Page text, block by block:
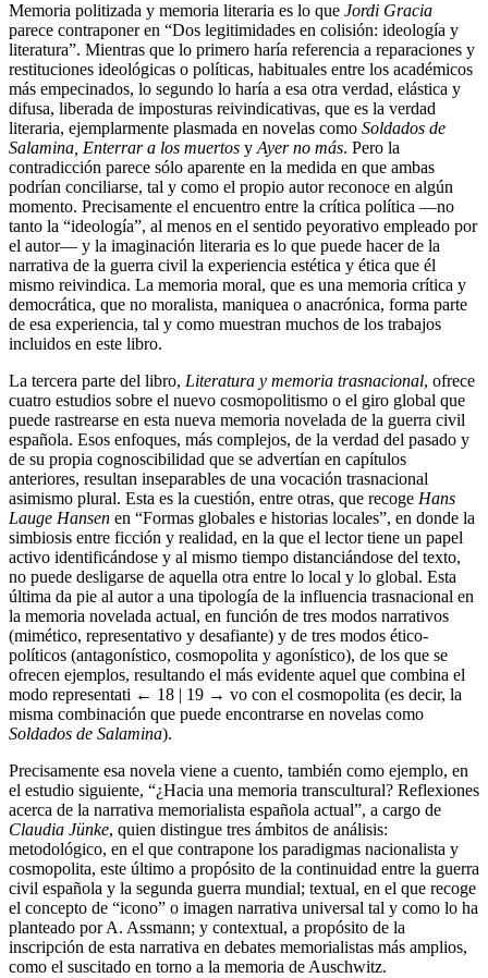
Memoria politizada y memoria literaria es lo que Jordi Gracia
parece contraponer en “Dos legitimidades en colisión: ideología y
literatura”. Mientras que lo primero haría referencia a reparaciones y
restituciones ideológicas o políticas, habituales entre los académicos
más empecinados, lo segundo lo haría a esa otra verdad, elástica y
difusa, liberada de imposturas reivindicativas, que es la verdad
literaria, ejemplarmente plasmada en novelas como Soldados de
Salamina, Enterrar a los muertos y Ayer no más. Pero la
contradicción parece sólo aparente en la medida en que ambas
podrían conciliarse, tal y como el propio autor reconoce en algún
momento. Precisamente el encuentro entre la crítica política —no
tanto la “ideología”, al menos en el sentido peyorativo empleado por
el autor— y la imaginación literaria es lo que puede hacer de la
narrativa de la guerra civil la experiencia estética y ética que él
mismo reivindica. La memoria moral, que es una memoria crítica y
democrática, que no moralista, maniquea o anacrónica, forma parte
de esa experiencia, tal y como muestran muchos de los trabajos
incluidos en este libro.
La tercera parte del libro, Literatura y memoria trasnacional, ofrece
cuatro estudios sobre el nuevo cosmopolitismo o el giro global que
puede rastrearse en esta nueva memoria novelada de la guerra civil
española. Esos enfoques, más complejos, de la verdad del pasado y
de su propia cognoscibilidad que se advertían en capítulos
anteriores, resultan inseparables de una vocación trasnacional
asimismo plural. Esta es la cuestión, entre otras, que recoge Hans
Lauge Hansen en “Formas globales e historias locales”, en donde la
simbiosis entre ficción y realidad, en la que el lector tiene un papel
activo identificándose y al mismo tiempo distanciándose del texto,
no puede desligarse de aquella otra entre lo local y lo global. Esta
última da pie al autor a una tipología de la influencia trasnacional en
la memoria novelada actual, en función de tres modos narrativos
(mimético, representativo y desafiante) y de tres modos ético-
políticos (antagonístico, cosmopolita y agonístico), de los que se
ofrecen ejemplos, resultando el más evidente aquel que combina el
modo representati ← 18 | 19 → vo con el cosmopolita (es decir, la
misma combinación que puede encontrarse en novelas como
Soldados de Salamina).
Precisamente esa novela viene a cuento, también como ejemplo, en
el estudio siguiente, “¿Hacia una memoria transcultural? Reflexiones
acerca de la narrativa memorialista española actual”, a cargo de
Claudia Jünke, quien distingue tres ámbitos de análisis:
metodológico, en el que contrapone los paradigmas nacionalista y
cosmopolita, este último a propósito de la continuidad entre la guerra
civil española y la segunda guerra mundial; textual, en el que recoge
el concepto de “icono” o imagen narrativa universal tal y como lo ha
planteado por A. Assmann; y contextual, a propósito de la
inscripción de esta narrativa en debates memorialistas más amplios,
como el suscitado en torno a la memoria de Auschwitz.